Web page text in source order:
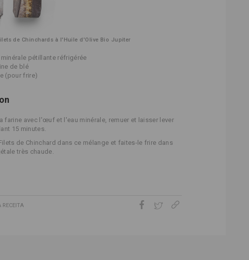
de Chinchards à l'Huile d'Olive Bio Jupiter
pétillante réfrigérée
de blé
(pour frire)
farine avec l'œuf et l'eau minérale, remuer et laisser lever
15 minutes.
de Chinchard dans ce mélange et faites-le frire dans
très chaude.
RECEITA